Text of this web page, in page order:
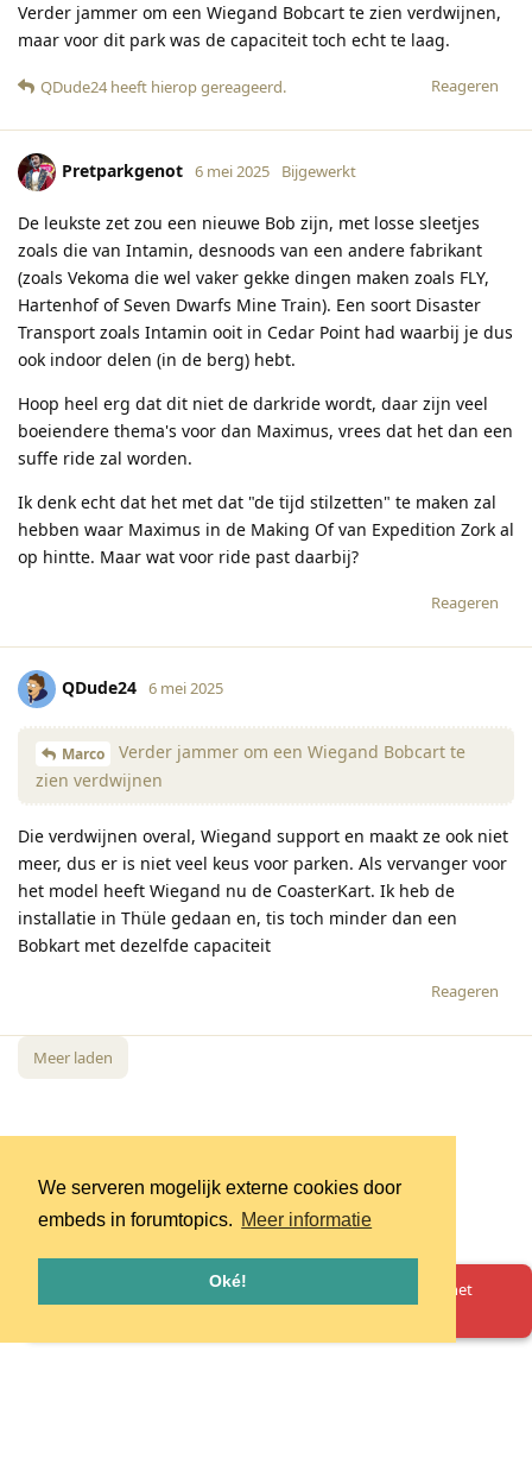
We serveren mogelijk externe cookies door
embeds in forumtopics. Meer informatie
Oké!
Verder jammer om een Wiegand Bobcart te zien verdwijnen,
maar voor dit park was de capaciteit toch echt te laag.
Reageren
QDude24heeft hierop gereageerd.
Pretparkgenot 6 mei 2025 Bijgewerkt
De leukste zet zou een nieuwe Bob zijn, met losse sleetjes
zoals die van Intamin, desnoods van een andere fabrikant
(zoals Vekoma die wel vaker gekke dingen maken zoals FLY,
Hartenhof of Seven Dwarfs Mine Train). Een soort Disaster
Transport zoals Intamin ooit in Cedar Point had waarbij je dus
ook indoor delen (in de berg) hebt.
Hoop heel erg dat dit niet de darkride wordt, daar zijn veel
boeiendere thema's voor dan Maximus, vrees dat het dan een
suffe ride zal worden.
Ik denk echt dat het met dat "de tijd stilzetten" te maken zal
hebben waar Maximus in de Making Of van Expedition Zork al
op hintte. Maar wat voor ride past daarbij?
Reageren
QDude24 6 mei 2025
Marco
Verder jammer om een Wiegand Bobcart te
zien verdwijnen
Die verdwijnen overal, Wiegand support en maakt ze ook niet
meer, dus er is niet veel keus voor parken. Als vervanger voor
het model heeft Wiegand nu de CoasterKart. Ik heb de
installatie in Thüle gedaan en, tis toch minder dan een
Bobkart met dezelfde capaciteit
Reageren
Meer laden
Oeps! Er is iets misgegaan. Herlaad de pagina en probeer het
opnieuw.